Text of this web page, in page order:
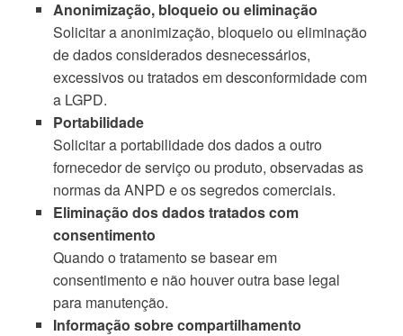
Anonimização, bloqueio ou eliminação
Solicitar a anonimização, bloqueio ou eliminação
de dados considerados desnecessários,
excessivos ou tratados em desconformidade com
a LGPD.
Portabilidade
Solicitar a portabilidade dos dados a outro
fornecedor de serviço ou produto, observadas as
normas da ANPD e os segredos comerciais.
Eliminação dos dados tratados com
consentimento
Quando o tratamento se basear em
consentimento e não houver outra base legal
para manutenção.
Informação sobre compartilhamento